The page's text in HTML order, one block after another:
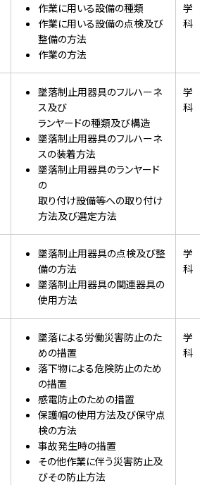
作業に用いる設備の種類
作業に用いる設備の点検及び
整備の方法
作業の方法
学
科
墜落制止用器具のフルハーネ
ス及び
ランヤードの種類及び構造
墜落制止用器具のフルハーネ
スの装着方法
墜落制止用器具のランヤード
の
取り付け設備等への取り付け
方法及び選定方法
学
科
墜落制止用器具の点検及び整
備の方法
墜落制止用器具の関連器具の
使用方法
学
科
墜落による労働災害防止のた
めの措置
落下物による危険防止のため
の措置
感電防止のための措置
保護帽の使用方法及び保守点
検の方法
事故発生時の措置
その他作業に伴う災害防止及
びその防止方法
学
科